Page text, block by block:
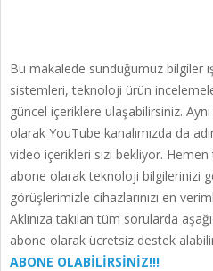
Bu makalede sunduğumuz bilgiler
sistemleri, teknoloji ürün
güncel içeriklere ulaşabilirsiniz.
olarak YouTube kanalımızda da
video içerikleri sizi bekliyor.
abone olarak teknoloji bilgilerinizi
görüşlerimizle cihazlarınızı en
Aklınıza takılan tüm sorularda
abone olarak ücretsiz destek
ABONE OLABİLİRSİNİZ!!!